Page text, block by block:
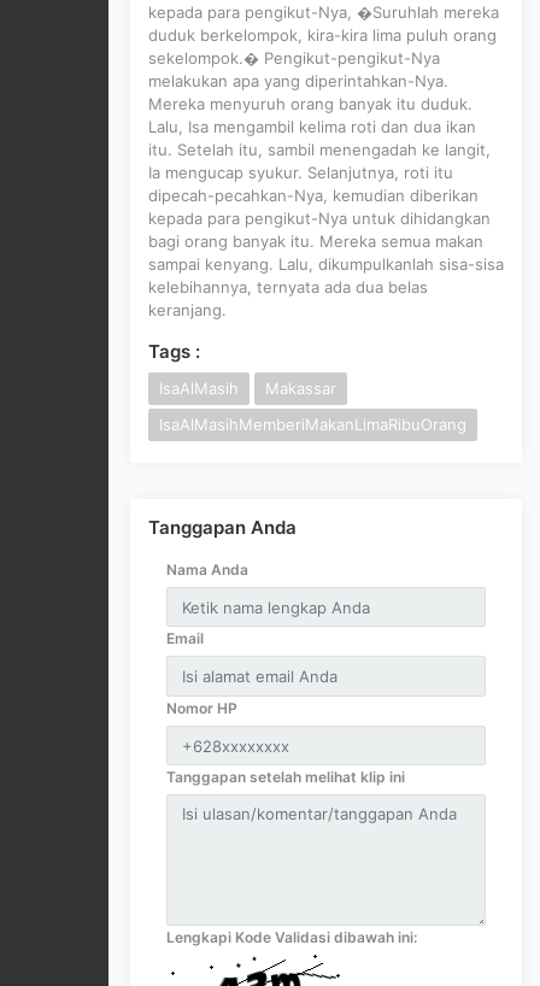
kepada para pengikut-Nya, �Suruhlah mereka
duduk berkelompok, kira-kira lima puluh orang
sekelompok.� Pengikut-pengikut-Nya
melakukan apa yang diperintahkan-Nya.
Mereka menyuruh orang banyak itu duduk.
Lalu, Isa mengambil kelima roti dan dua ikan
itu. Setelah itu, sambil menengadah ke langit,
Ia mengucap syukur. Selanjutnya, roti itu
dipecah-pecahkan-Nya, kemudian diberikan
kepada para pengikut-Nya untuk dihidangkan
bagi orang banyak itu. Mereka semua makan
sampai kenyang. Lalu, dikumpulkanlah sisa-sisa
kelebihannya, ternyata ada dua belas
keranjang.
Tags :
IsaAlMasih
Makassar
IsaAlMasihMemberiMakanLimaRibuOrang
Tanggapan Anda
Nama Anda
Email
Nomor HP
Tanggapan setelah melihat klip ini
Lengkapi Kode Validasi dibawah ini: